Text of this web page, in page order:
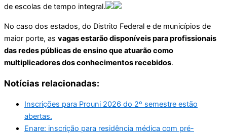
de escolas de tempo integral.
No caso dos estados, do Distrito Federal e de municípios de
maior porte, as vagas estarão disponíveis para profissionais
das redes públicas de ensino que atuarão como
multiplicadores dos conhecimentos recebidos.
Notícias relacionadas:
Inscrições para Prouni 2026 do 2º semestre estão
abertas.
Enare: inscrição para residência médica com pré-